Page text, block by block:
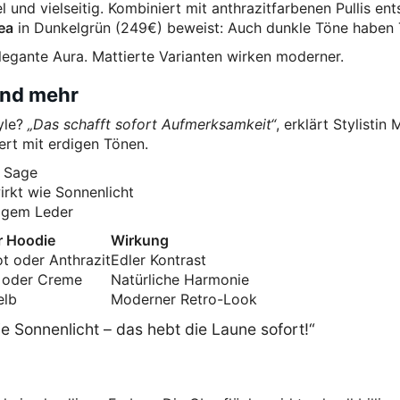
und vielseitig. Kombiniert mit anthrazitfarbenen Pullis
in Dunkelgrün (249€) beweist: Auch dunkle Töne haben
Aura. Mattierte Varianten wirken moderner.
mehr
„Das schafft sofort Aufmerksamkeit“, erklärt Stylistin
mit erdigen Tönen.
wie Sonnenlicht
Leder
Hoodie
Wirkung
oder AnthrazitEdler Kontrast
Creme
Natürliche Harmonie
Moderner Retro-Look
Sonnenlicht – das hebt die Laune sofort!“